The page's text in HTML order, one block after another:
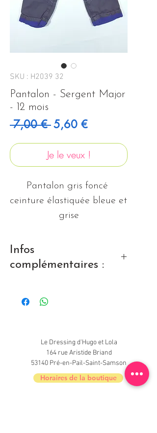
SKU : H2039 32
Pantalon - Sergent Major
- 12 mois
7,00 € Prix original
5,60 €Prix
Je le veux !
Pantalon gris foncé
ceinture élastiquée bleue et
grise
Infos
complémentaires :
Le Dressing d'Hugo et Lola
164 rue Aristide Briand
53140 Pré-en-Pail-Saint-Samson
Horaires de la boutique